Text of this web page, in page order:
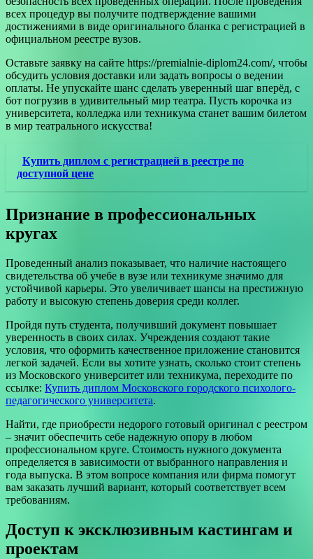
всех процедур вы получите подтверждение вашими
достижениями в виде оригинального бланка с регистрацией в
официальном реестре вузов.
Оставьте заявку на сайте https://premialnie-diplom24.com/, чтобы
обсудить условия доставки или задать вопросы о ведении
оплаты. Не упускайте шанс сделать уверенный шаг вперёд, с
бот погрузив в удивительный мир театра. Пусть корочка из
университета, колледжа или техникума станет вашим билетом
в мир театрального искусства!
Купить диплом с регистрацией в реестре по
доступной цене
Признание в профессиональных
кругах
Проведенный анализ показывает, что наличие настоящего
свидетельства об учебе в вузе или техникуме значимо для
устойчивой карьеры. Это увеличивает шансы на престижную
работу и высокую степень доверия среди коллег.
Пройдя путь студента, получивший документ повышает
уверенность в своих силах. Учреждения создают такие
условия, что оформить качественное приложение становится
легкой задачей. Если вы хотите узнать, сколько стоит степень
из Московского университет или техникума, переходите по
ссылке: Купить диплом Московского городского психолого-
педагогического университета.
Найти, где приобрести недорого готовый оригинал с реестром
– значит обеспечить себе надежную опору в любом
профессиональном круге. Стоимость нужного документа
определяется в зависимости от выбранного направления и
года выпуска. В этом вопросе компания или фирма помогут
вам заказать лучший вариант, который соответствует всем
требованиям.
Доступ к эксклюзивным кастингам и
проектам